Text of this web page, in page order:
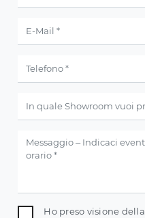
Ho preso visione della